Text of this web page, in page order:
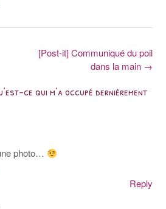
[Post-it] Communiqué du poil
dans la main →
ce qui m’a occupé dernièrement
photo…
Reply